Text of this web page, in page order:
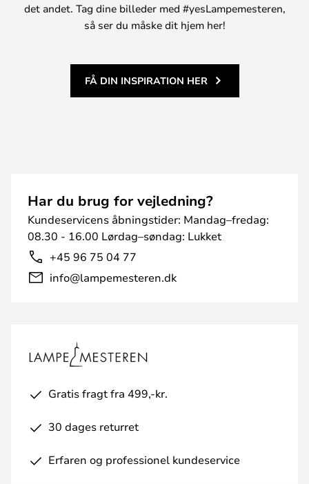
det andet. Tag dine billeder med #yesLampemesteren,
så ser du måske dit hjem her!
FÅ DIN INSPIRATION HER
Har du brug for vejledning?
Kundeservicens åbningstider: Mandag–fredag:
08.30 - 16.00 Lørdag–søndag: Lukket
+45 96 75 04 77
info@lampemesteren.dk
Gratis fragt fra 499,-kr.
30 dages returret
Erfaren og professionel kundeservice